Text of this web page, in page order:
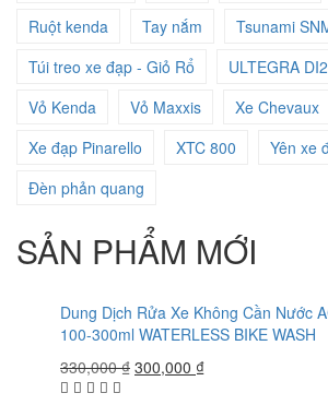
Ruột kenda
Tay nắm
Tsunami
Túi treo xe đạp - Giỏ Rổ
ULTEGRA DI2
Vỏ Kenda
Vỏ Maxxis
Xe Chevaux
Xe đạp Pinarello
XTC 800
Yên xe
Đèn phản quang
SẢN PHẨM MỚI
Dung Dịch Rửa Xe Không Cần Nước
100-300ml WATERLESS BIKE WASH
330,000₫ 300,000 ₫